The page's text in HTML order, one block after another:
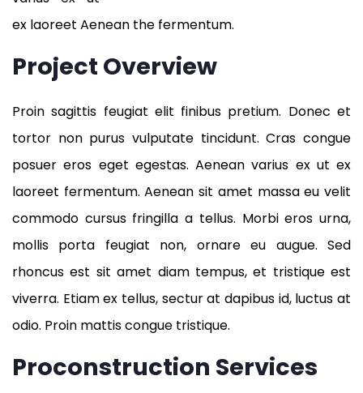
ex laoreet Aenean the fermentum.
Project Overview
Proin sagittis feugiat elit finibus pretium. Donec et
tortor non purus vulputate tincidunt. Cras congue
posuer eros eget egestas. Aenean varius ex ut ex
laoreet fermentum. Aenean sit amet massa eu velit
commodo cursus fringilla a tellus. Morbi eros urna,
mollis porta feugiat non, ornare eu augue. Sed
rhoncus est sit amet diam tempus, et tristique est
viverra. Etiam ex tellus, sectur at dapibus id, luctus at
odio. Proin mattis congue tristique.
Proconstruction Services